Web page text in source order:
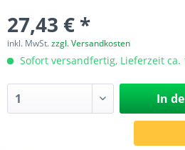
27,43 € *
inkl. MwSt.zzgl. Versandkosten
Sofort versandfertig, Lieferzeit ca.
In